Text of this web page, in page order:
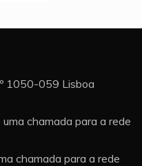
1050-059 Lisboa
chamada para a rede
chamada para a rede